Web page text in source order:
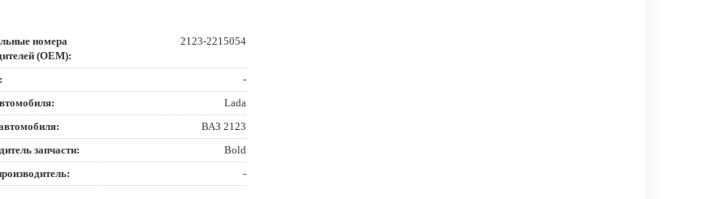
номера
(OEM):
2123-2215054
-
Lada
ВАЗ 2123
запчасти:
Bold
-